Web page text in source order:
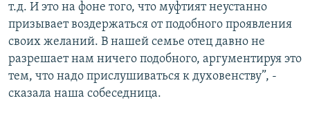
т.д. И это на фоне того, что муфтият неустанно
призывает воздержаться от подобного проявления
своих желаний. В нашей семье отец давно не
разрешает нам ничего подобного, аргументируя это
тем, что надо прислушиваться к духовенству”, -
сказала наша собеседница.